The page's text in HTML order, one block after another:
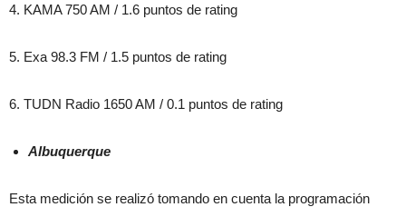
4. KAMA 750 AM / 1.6 puntos de rating
5. Exa 98.3 FM / 1.5 puntos de rating
6. TUDN Radio 1650 AM / 0.1 puntos de rating
Albuquerque
Esta medición se realizó tomando en cuenta la programación